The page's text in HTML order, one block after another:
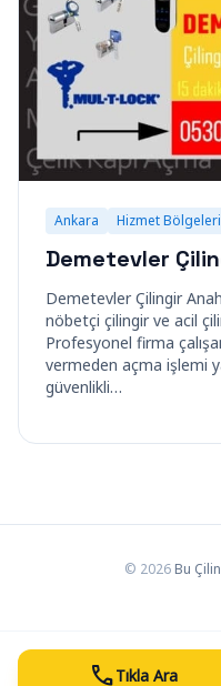
Ankara Hizmet
Demetevler
Demetevler Çilingir
nöbetçi çilingir ve acil
Profesyonel firma
vermeden açma işlemi
güvenlikli…
© 2026 Bu
callTıkla Ara